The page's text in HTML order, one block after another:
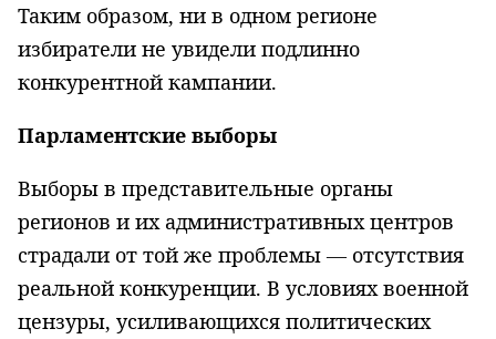
Таким образом, ни в одном регионе
избиратели не увидели подлинно
конкурентной кампании.
Парламентские выборы
Выборы в представительные органы
регионов и их административных центров
страдали от той же проблемы — отсутствия
реальной конкуренции. В условиях военной
цензуры, усиливающихся политических